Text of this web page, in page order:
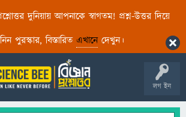
দুনিয়ায় আপনাকে স্বাগতম! প্রশ্ন-উত্তর দিয়ে
পুরস্কার, বিস্তারিত এখানেদেখুন।
লগ ইন